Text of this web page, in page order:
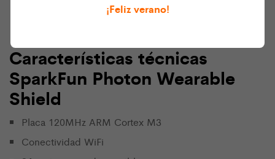
Características técnicas
SparkFun Photon Wearable
Shield
Placa 120MHz ARM Cortex M3
Conectividad WiFi
¡Feliz verano!